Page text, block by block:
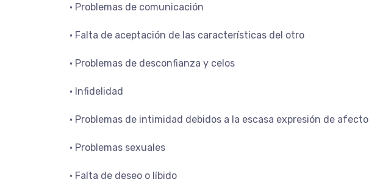
• Problemas de comunicación
• Falta de aceptación de las características del otro
• Problemas de desconfianza y celos
• Infidelidad
• Problemas de intimidad debidos a la escasa expresión de afecto
• Problemas sexuales
• Falta de deseo o líbido